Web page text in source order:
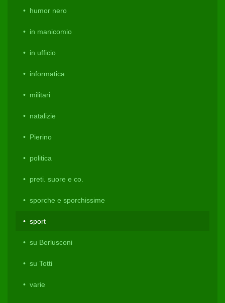
humor nero
in manicomio
in ufficio
informatica
militari
natalizie
Pierino
politica
preti. suore e co.
sporche e sporchissime
sport
su Berlusconi
su Totti
varie